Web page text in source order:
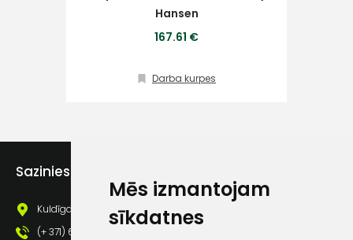
Mēs izmantojam
sīkdatnes
Hansen
167.61 €
Darba kurpes
Sazinies ar mums
Kuldīgas iela 69a, Saldus, Saldus nov., LV - 3801
(+ 371) 63 881 186
Klientu
atbalsts
info@hards.lv